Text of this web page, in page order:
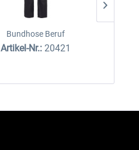
Bundhose Beruf
Artikel-Nr.: 20421